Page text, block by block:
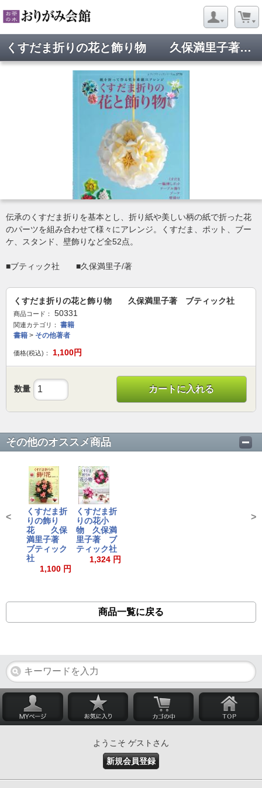
くすだま折りの花と飾り物 久保満里子著 ブティック社
伝承のくすだま折りを基本とし、折り紙や美しい柄の紙で折った花
のパーツを組み合わせて様々にアレンジ。くすだま、ポット、ブー
ケ、スタンド、壁飾りなど全52点。
■ブティック社 ■久保満里子/著
くすだま折りの花と飾り物 久保満里子著 ブティック社
商品コード： 50331
関連カテゴリ：
書籍
書籍 > その他著者
価格(税込)： 1,100円
数量 カートに入れる
その他のオススメ商品
くすだま折
りの飾り
花 久保
満里子著
ブティック
社
1,100 円
くすだま折
りの花小
物 久保満
里子著 ブ
ティック社
1,324 円
< >
商品一覧に戻る
ようこそ ゲストさん
新規会員登録